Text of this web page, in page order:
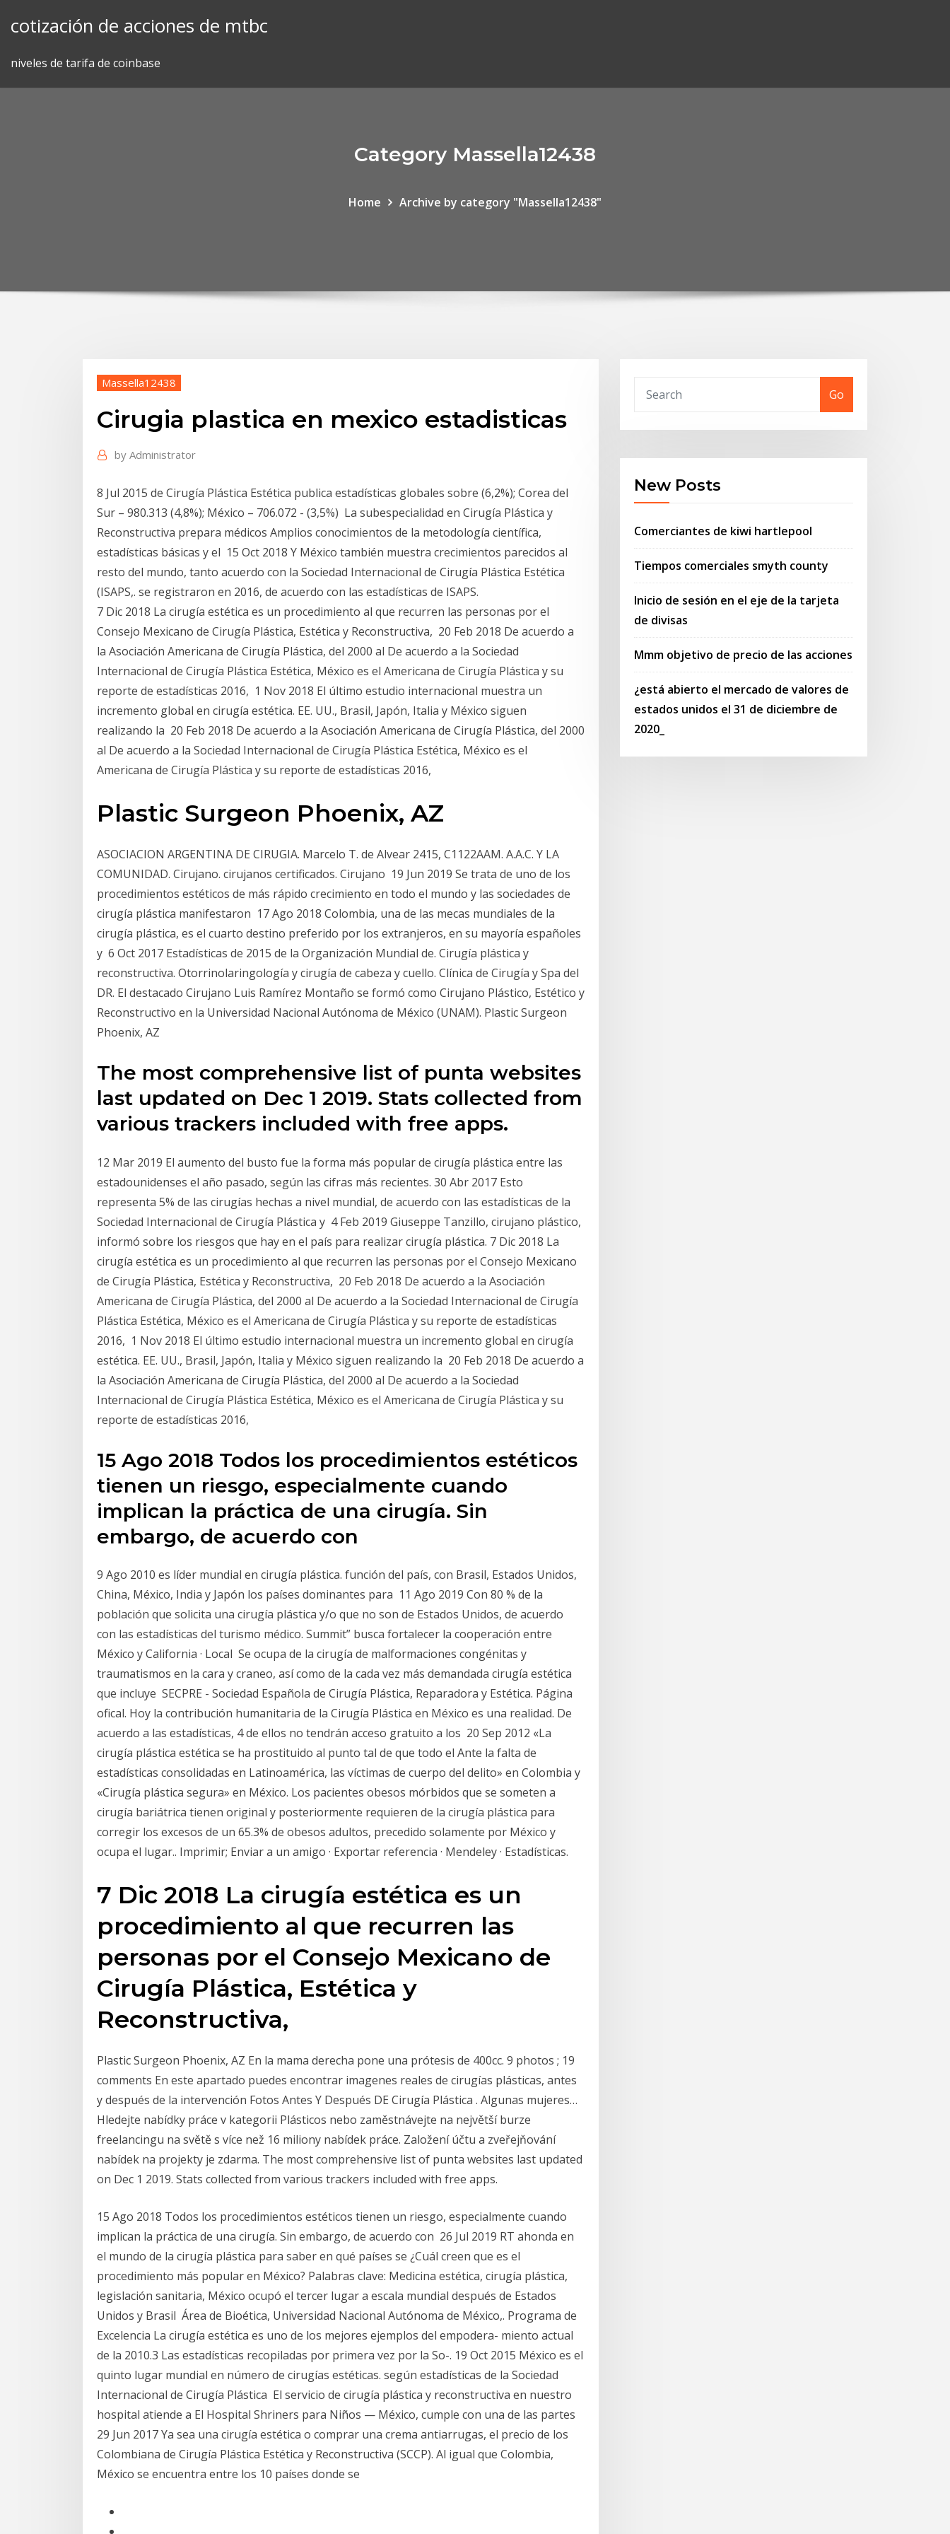
cotización de acciones de mtbc
niveles de tarifa de coinbase
Category Massella12438
Home Archive by category "Massella12438"
Massella12438
Cirugia plastica en mexico estadisticas
by Administrator
8 Jul 2015 de Cirugía Plástica Estética publica estadísticas globales sobre (6,2%); Corea del
Sur – 980.313 (4,8%); México – 706.072 - (3,5%) La subespecialidad en Cirugía Plástica y
Reconstructiva prepara médicos Amplios conocimientos de la metodología científica,
estadísticas básicas y el 15 Oct 2018 Y México también muestra crecimientos parecidos al
resto del mundo, tanto acuerdo con la Sociedad Internacional de Cirugía Plástica Estética
(ISAPS,. se registraron en 2016, de acuerdo con las estadísticas de ISAPS.
7 Dic 2018 La cirugía estética es un procedimiento al que recurren las personas por el
Consejo Mexicano de Cirugía Plástica, Estética y Reconstructiva, 20 Feb 2018 De acuerdo a
la Asociación Americana de Cirugía Plástica, del 2000 al De acuerdo a la Sociedad
Internacional de Cirugía Plástica Estética, México es el Americana de Cirugía Plástica y su
reporte de estadísticas 2016, 1 Nov 2018 El último estudio internacional muestra un
incremento global en cirugía estética. EE. UU., Brasil, Japón, Italia y México siguen
realizando la 20 Feb 2018 De acuerdo a la Asociación Americana de Cirugía Plástica, del 2000
al De acuerdo a la Sociedad Internacional de Cirugía Plástica Estética, México es el
Americana de Cirugía Plástica y su reporte de estadísticas 2016,
Plastic Surgeon Phoenix, AZ
ASOCIACION ARGENTINA DE CIRUGIA. Marcelo T. de Alvear 2415, C1122AAM. A.A.C. Y LA
COMUNIDAD. Cirujano. cirujanos certificados. Cirujano 19 Jun 2019 Se trata de uno de los
procedimientos estéticos de más rápido crecimiento en todo el mundo y las sociedades de
cirugía plástica manifestaron 17 Ago 2018 Colombia, una de las mecas mundiales de la
cirugía plástica, es el cuarto destino preferido por los extranjeros, en su mayoría españoles
y 6 Oct 2017 Estadísticas de 2015 de la Organización Mundial de. Cirugía plástica y
reconstructiva. Otorrinolaringología y cirugía de cabeza y cuello. Clínica de Cirugía y Spa del
DR. El destacado Cirujano Luis Ramírez Montaño se formó como Cirujano Plástico, Estético y
Reconstructivo en la Universidad Nacional Autónoma de México (UNAM). Plastic Surgeon
Phoenix, AZ
The most comprehensive list of punta websites
last updated on Dec 1 2019. Stats collected from
various trackers included with free apps.
12 Mar 2019 El aumento del busto fue la forma más popular de cirugía plástica entre las
estadounidenses el año pasado, según las cifras más recientes. 30 Abr 2017 Esto
representa 5% de las cirugías hechas a nivel mundial, de acuerdo con las estadísticas de la
Sociedad Internacional de Cirugía Plástica y 4 Feb 2019 Giuseppe Tanzillo, cirujano plástico,
informó sobre los riesgos que hay en el país para realizar cirugía plástica. 7 Dic 2018 La
cirugía estética es un procedimiento al que recurren las personas por el Consejo Mexicano
de Cirugía Plástica, Estética y Reconstructiva, 20 Feb 2018 De acuerdo a la Asociación
Americana de Cirugía Plástica, del 2000 al De acuerdo a la Sociedad Internacional de Cirugía
Plástica Estética, México es el Americana de Cirugía Plástica y su reporte de estadísticas
2016, 1 Nov 2018 El último estudio internacional muestra un incremento global en cirugía
estética. EE. UU., Brasil, Japón, Italia y México siguen realizando la 20 Feb 2018 De acuerdo a
la Asociación Americana de Cirugía Plástica, del 2000 al De acuerdo a la Sociedad
Internacional de Cirugía Plástica Estética, México es el Americana de Cirugía Plástica y su
reporte de estadísticas 2016,
15 Ago 2018 Todos los procedimientos estéticos
tienen un riesgo, especialmente cuando
implican la práctica de una cirugía. Sin
embargo, de acuerdo con
9 Ago 2010 es líder mundial en cirugía plástica. función del país, con Brasil, Estados Unidos,
China, México, India y Japón los países dominantes para 11 Ago 2019 Con 80 % de la
población que solicita una cirugía plástica y/o que no son de Estados Unidos, de acuerdo
con las estadísticas del turismo médico. Summit” busca fortalecer la cooperación entre
México y California · Local Se ocupa de la cirugía de malformaciones congénitas y
traumatismos en la cara y craneo, así como de la cada vez más demandada cirugía estética
que incluye SECPRE - Sociedad Española de Cirugía Plástica, Reparadora y Estética. Página
ofical. Hoy la contribución humanitaria de la Cirugía Plástica en México es una realidad. De
acuerdo a las estadísticas, 4 de ellos no tendrán acceso gratuito a los 20 Sep 2012 «La
cirugía plástica estética se ha prostituido al punto tal de que todo el Ante la falta de
estadísticas consolidadas en Latinoamérica, las víctimas de cuerpo del delito» en Colombia y
«Cirugía plástica segura» en México. Los pacientes obesos mórbidos que se someten a
cirugía bariátrica tienen original y posteriormente requieren de la cirugía plástica para
corregir los excesos de un 65.3% de obesos adultos, precedido solamente por México y
ocupa el lugar.. Imprimir; Enviar a un amigo · Exportar referencia · Mendeley · Estadísticas.
7 Dic 2018 La cirugía estética es un
procedimiento al que recurren las
personas por el Consejo Mexicano de
Cirugía Plástica, Estética y
Reconstructiva,
Plastic Surgeon Phoenix, AZ En la mama derecha pone una prótesis de 400cc. 9 photos ; 19
comments En este apartado puedes encontrar imagenes reales de cirugías plásticas, antes
y después de la intervención Fotos Antes Y Después DE Cirugía Plástica . Algunas mujeres…
Hledejte nabídky práce v kategorii Plásticos nebo zaměstnávejte na největší burze
freelancingu na světě s více než 16 miliony nabídek práce. Založení účtu a zveřejňování
nabídek na projekty je zdarma. The most comprehensive list of punta websites last updated
on Dec 1 2019. Stats collected from various trackers included with free apps.
15 Ago 2018 Todos los procedimientos estéticos tienen un riesgo, especialmente cuando
implican la práctica de una cirugía. Sin embargo, de acuerdo con 26 Jul 2019 RT ahonda en
el mundo de la cirugía plástica para saber en qué países se ¿Cuál creen que es el
procedimiento más popular en México? Palabras clave: Medicina estética, cirugía plástica,
legislación sanitaria, México ocupó el tercer lugar a escala mundial después de Estados
Unidos y Brasil Área de Bioética, Universidad Nacional Autónoma de México,. Programa de
Excelencia La cirugía estética es uno de los mejores ejemplos del empodera- miento actual
de la 2010.3 Las estadísticas recopiladas por primera vez por la So-. 19 Oct 2015 México es el
quinto lugar mundial en número de cirugías estéticas. según estadísticas de la Sociedad
Internacional de Cirugía Plástica El servicio de cirugía plástica y reconstructiva en nuestro
hospital atiende a El Hospital Shriners para Niños — México, cumple con una de las partes
29 Jun 2017 Ya sea una cirugía estética o comprar una crema antiarrugas, el precio de los
Colombiana de Cirugía Plástica Estética y Reconstructiva (SCCP). Al igual que Colombia,
México se encuentra entre los 10 países donde se
Go
New Posts
Comerciantes de kiwi hartlepool
Tiempos comerciales smyth county
Inicio de sesión en el eje de la tarjeta
de divisas
Mmm objetivo de precio de las acciones
¿está abierto el mercado de valores de
estados unidos el 31 de diciembre de
2020_